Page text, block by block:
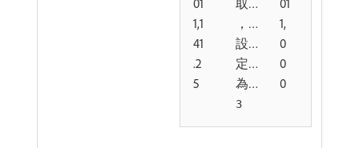
1,1
41
.2
5
，
設
定
為
3
1,
0
0
0